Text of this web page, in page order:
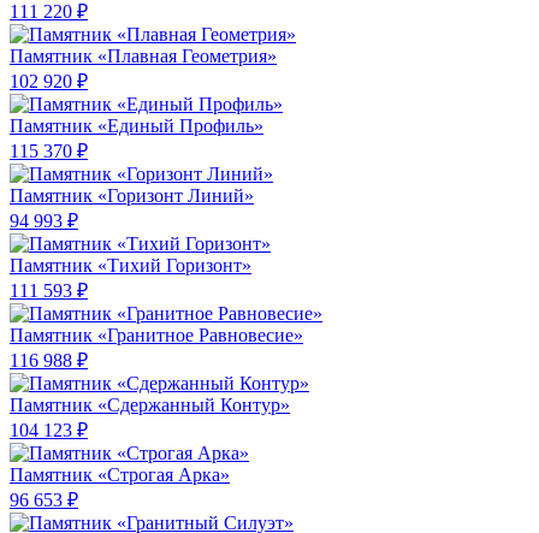
111 220 ₽
Памятник «Плавная Геометрия»
102 920 ₽
Памятник «Единый Профиль»
115 370 ₽
Памятник «Горизонт Линий»
94 993 ₽
Памятник «Тихий Горизонт»
111 593 ₽
Памятник «Гранитное Равновесие»
116 988 ₽
Памятник «Сдержанный Контур»
104 123 ₽
Памятник «Строгая Арка»
96 653 ₽